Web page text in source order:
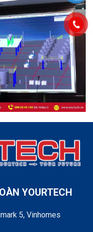
YOURTECH
5, Vinhomes